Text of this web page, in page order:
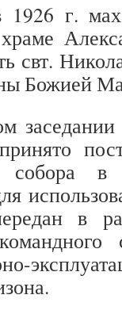
г.
свт.
Божией
заседании
собора
в